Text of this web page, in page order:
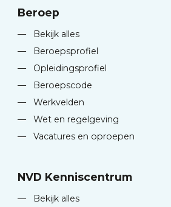
Beroep
—
Bekijk alles
—
Beroepsprofiel
—
Opleidingsprofiel
—
Beroepscode
—
Werkvelden
—
Wet en regelgeving
—
Vacatures en oproepen
NVD Kenniscentrum
—
Bekijk alles